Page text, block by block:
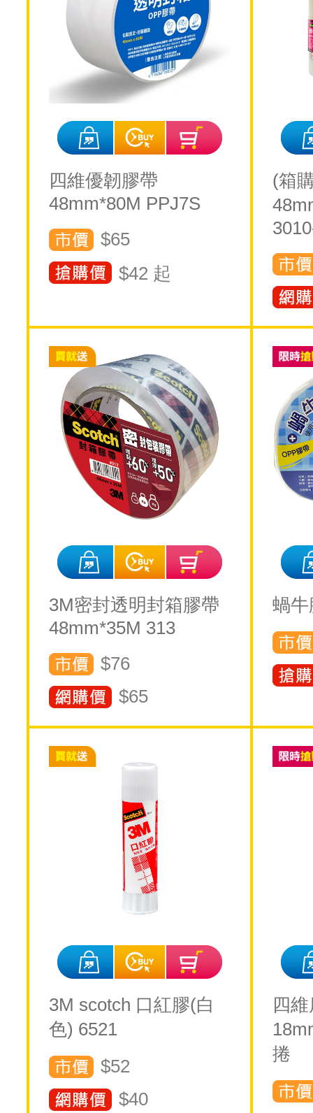
四維優韌膠帶
48mm*80M PPJ7S
$65
$42 起
(箱
3M密封透明封箱膠帶
48mm*35M 313
$76
$65
蝸
3M scotch 口紅膠(白
色) 6521
$52
$40
四
捲